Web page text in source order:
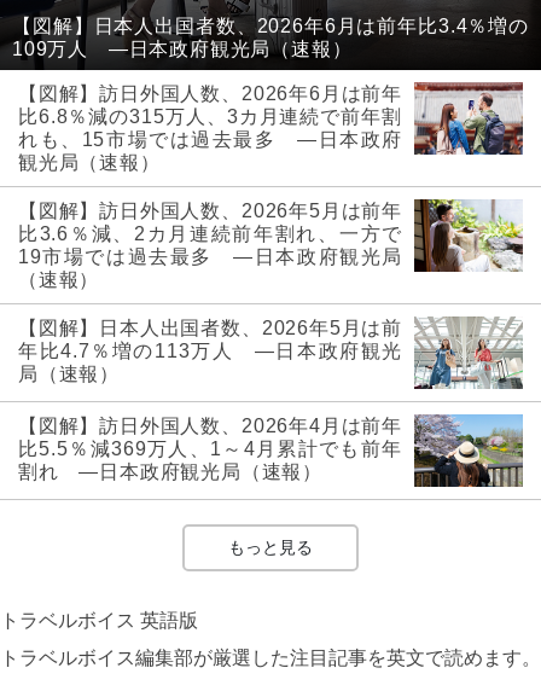
【図解】日本人出国者数、2026年6月は前年比3.4％増の
109万人 ―日本政府観光局（速報）
【図解】訪日外国人数、2026年6月は前年
比6.8％減の315万人、3カ月連続で前年割
れも、15市場では過去最多 ―日本政府
観光局（速報）
【図解】訪日外国人数、2026年5月は前年
比3.6％減、2カ月連続前年割れ、一方で
19市場では過去最多 ―日本政府観光局
（速報）
【図解】日本人出国者数、2026年5月は前
年比4.7％増の113万人 ―日本政府観光
局（速報）
【図解】訪日外国人数、2026年4月は前年
比5.5％減369万人、1～4月累計でも前年
割れ ―日本政府観光局（速報）
もっと見る
トラベルボイス 英語版
トラベルボイス編集部が厳選した注目記事を英文で読めます。